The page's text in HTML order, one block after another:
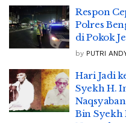
Respon
Polres
di Pokok
by PUTRI
Hari Jadi
Syekh H.
Bin Syekh